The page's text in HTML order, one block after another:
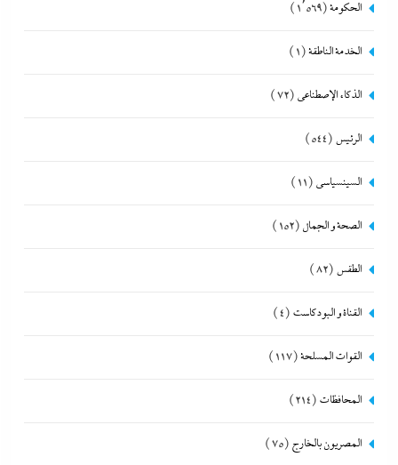
الحكومة(1٬569)
الخدمة الناطقة(1)
الذكاء الإصطناعي (72)
الرئيس (544)
السينسياسي (11)
الصحة و الجمال (152)
الطقس (82)
القناة و البودكاست (4)
القوات المسلحة(117)
المحافظات (214)
المصريون بالخارج (75)